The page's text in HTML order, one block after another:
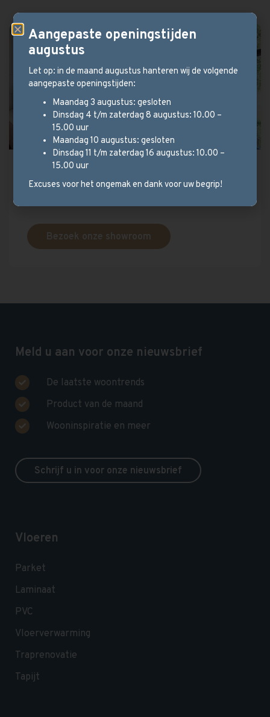
Bezoek onze showroom
Meld u aan voor onze nieuwsbrief
De laatste woontrends
Product van de maand
Wooninspiratie en meer
Schrijf u in voor onze nieuwsbrief
Vloeren
Parket
Laminaat
PVC
Vloerverwarming
Traprenovatie
Tapijt
Aangepaste openingstijden
augustus
Let op: in de maand augustus hanteren wij de volgende
aangepaste openingstijden:
Maandag 3 augustus: gesloten
Dinsdag 4 t/m zaterdag 8 augustus: 10.00 –
15.00 uur
Maandag 10 augustus: gesloten
Dinsdag 11 t/m zaterdag 16 augustus: 10.00 –
15.00 uur
Excuses voor het ongemak en dank voor uw begrip!